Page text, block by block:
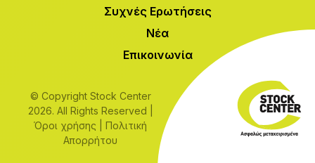
Συχνές Ερωτήσεις
Νέα
Επικοινωνία
© Copyright Stock Center
2026. All Rights Reserved |
Όροι χρήσης |Πολιτική
Απορρήτου